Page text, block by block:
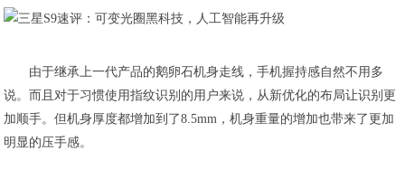
由于继承上一代产品的鹅卵石机身走线，手机握持感自然不用多
说。而且对于习惯使用指纹识别的用户来说，从新优化的布局让识别更
加顺手。但机身厚度都增加到了8.5mm，机身重量的增加也带来了更加
明显的压手感。